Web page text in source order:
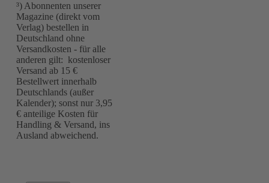
³) Abonnenten unserer
Magazine (direkt vom
Verlag) bestellen in
Deutschland ohne
Versandkosten - für alle
anderen gilt: kostenloser
Versand ab 15 €
Bestellwert innerhalb
Deutschlands (außer
Kalender); sonst nur 3,95
€ anteilige Kosten für
Handling & Versand, ins
Ausland abweichend.